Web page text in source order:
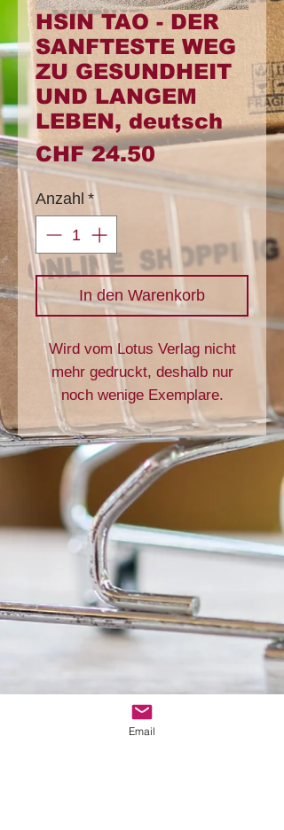
HSIN TAO - DER
SANFTESTE WEG
ZU GESUNDHEIT
UND LANGEM
LEBEN, deutsch
CHF 24.50Preis
Anzahl *
In den Warenkorb
Wird vom Lotus Verlag nicht
mehr gedruckt, deshalb nur
noch wenige Exemplare.
Email